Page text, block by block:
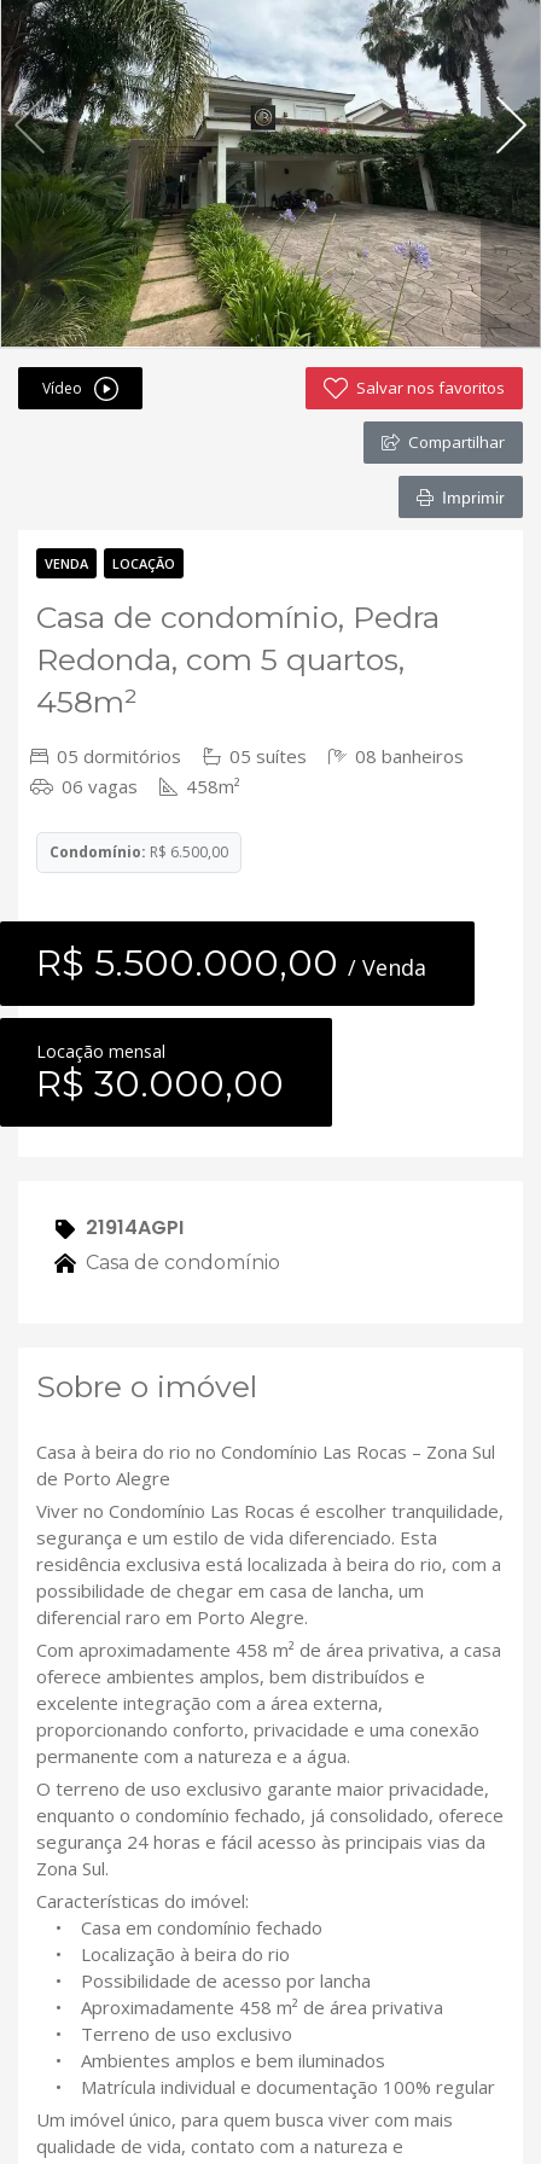
Fichas cadastrais
Financiamento
Hotsites
Política de privacidade
Postagens
Simulador de financiamento
whatsapp
ANUCIE SEU IMOVEL CONOSCO
Contato
Vídeo Salvar nos favoritos
Compartilhar
Imprimir
VENDA LOCAÇÃO
Casa de condomínio, Pedra
Redonda, com 5 quartos,
458m²
05 dormitórios 05 suítes
08 banheiros
06 vagas
458m²
Condomínio: R$ 6.500,00
R$ 5.500.000,00 / Venda
Locação mensal
R$ 30.000,00
21914AGPI
Casa de condomínio
Sobre o imóvel
Casa à beira do rio no Condomínio Las Rocas – Zona Sul
de Porto Alegre
Viver no Condomínio Las Rocas é escolher tranquilidade,
segurança e um estilo de vida diferenciado. Esta
residência exclusiva está localizada à beira do rio, com a
possibilidade de chegar em casa de lancha, um
diferencial raro em Porto Alegre.
Com aproximadamente 458 m² de área privativa, a casa
oferece ambientes amplos, bem distribuídos e
excelente integração com a área externa,
proporcionando conforto, privacidade e uma conexão
permanente com a natureza e a água.
O terreno de uso exclusivo garante maior privacidade,
enquanto o condomínio fechado, já consolidado, oferece
segurança 24 horas e fácil acesso às principais vias da
Zona Sul.
Características do imóvel:
• Casa em condomínio fechado
• Localização à beira do rio
• Possibilidade de acesso por lancha
• Aproximadamente 458 m² de área privativa
• Terreno de uso exclusivo
• Ambientes amplos e bem iluminados
• Matrícula individual e documentação 100% regular
Um imóvel único, para quem busca viver com mais
qualidade de vida, contato com a natureza e